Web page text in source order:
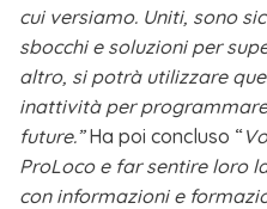
cui versiamo. Uniti, sono
sbocchi e soluzioni per
altro, si potrà utilizzare
inattività per
future.”Ha poi concluso “
ProLoco e far sentire loro
con informazioni e